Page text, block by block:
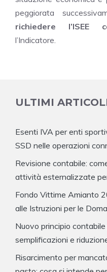
peggiorata
richiedere l’ISEE
l’Indicatore.
ULTIMI
Esenti IVA per enti
SSD nelle operazioni
Revisione contabile:
attività esternalizzate
Fondo Vittime Amianto
alle Istruzioni per le
Nuovo principio
semplificazioni e
Risarcimento per